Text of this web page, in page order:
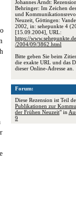
Johannes Arndt:
Behringer: Im Zeichen
und
Neuzeit, Göttingen:
2002, in: sehepunkte 4
[15.09.2004], URL:
https://www.sehepunkte.de
/2004/09/3862.html
Bitte geben Sie beim
die exakte URL und das
dieser Online-Adresse an.
Forum:
Diese Rezension ist Teil
Publikationen zur
der Frühen Neuzeit" in
9